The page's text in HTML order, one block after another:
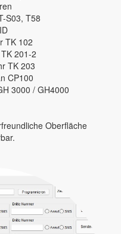
S03, T58
TK 102
201-2
TK 203
CP100
3000 / GH4000
Oberfläche